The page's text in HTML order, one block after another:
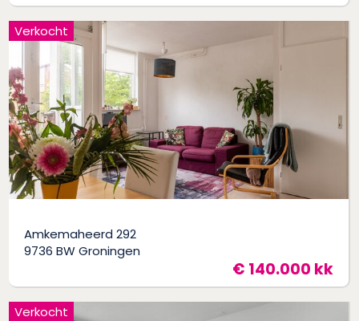
Amkemaheerd 292
9736 BW Groningen
€ 140.000 kk
Verkocht
Verkocht